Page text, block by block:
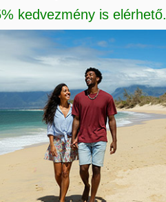
kedvezmény is elérhető.